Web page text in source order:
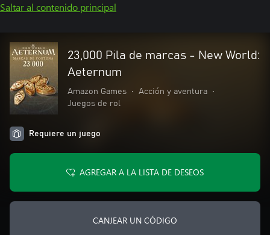
Saltar al contenido principal
23,000 Pila de marcas - New World:
Aeternum
Amazon Games • Acción y aventura
•
Juegos de rol
Requiere un juego
AGREGAR A LA LISTA DE DESEOS
CANJEAR UN CÓDIGO